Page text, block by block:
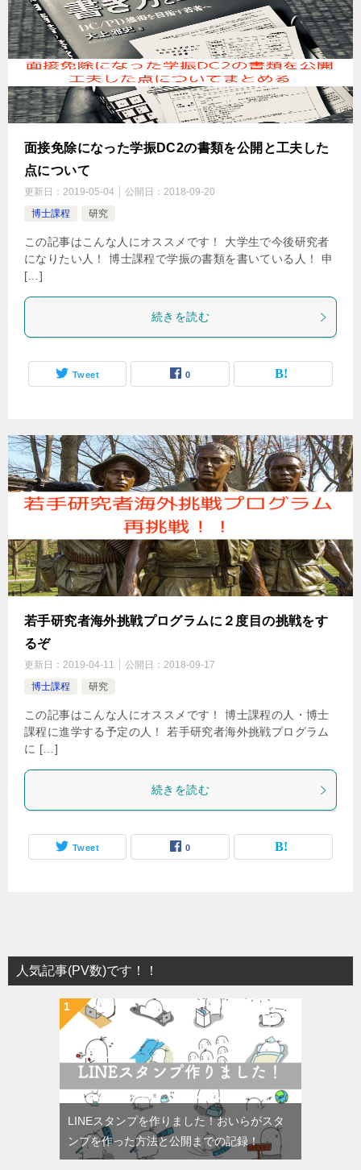
面接免除になった学振DC2の書類を公開と工夫した
点について
更新日： 2019-05-04 公開日： 2018-09-20
博士課程
研究
この記事はこんな人にオススメです！ 大学生で今後研究者
になりたい人！ 博士課程で学振の書類を書いている人！ 申
[…]
続きを読む
Tweet 0
若手研究者海外挑戦プログラムに２度目の挑戦をす
るぞ
更新日： 2019-04-11 公開日： 2018-09-17
博士課程
研究
この記事はこんな人にオススメです！ 博士課程の人・博士
課程に進学する予定の人！ 若手研究者海外挑戦プログラム
に […]
続きを読む
Tweet 0
人気記事(PV数)です！！
LINEスタンプを作りました！おいらがスタ
ンプを作った方法と公開までの記録！